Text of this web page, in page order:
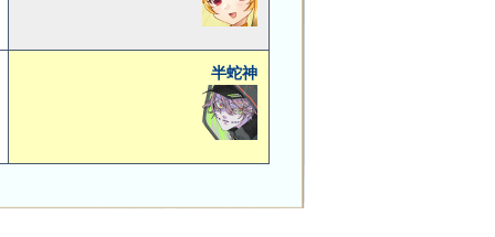
半蛇神